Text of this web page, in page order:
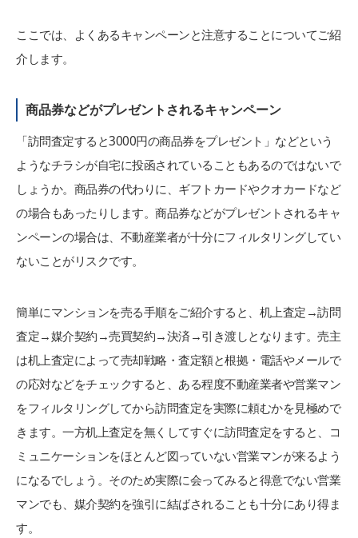
ここでは、よくあるキャンペーンと注意することについてご紹
介します。
商品券などがプレゼントされるキャンペーン
「訪問査定すると3000円の商品券をプレゼント」などという
ようなチラシが自宅に投函されていることもあるのではないで
しょうか。商品券の代わりに、ギフトカードやクオカードなど
の場合もあったりします。商品券などがプレゼントされるキャ
ンペーンの場合は、不動産業者が十分にフィルタリングしてい
ないことがリスクです。
簡単にマンションを売る手順をご紹介すると、机上査定→訪問
査定→媒介契約→売買契約→決済→引き渡しとなります。売主
は机上査定によって売却戦略・査定額と根拠・電話やメールで
の応対などをチェックすると、ある程度不動産業者や営業マン
をフィルタリングしてから訪問査定を実際に頼むかを見極めで
きます。一方机上査定を無くしてすぐに訪問査定をすると、コ
ミュニケーションをほとんど図っていない営業マンが来るよう
になるでしょう。そのため実際に会ってみると得意でない営業
マンでも、媒介契約を強引に結ばされることも十分にあり得ま
す。